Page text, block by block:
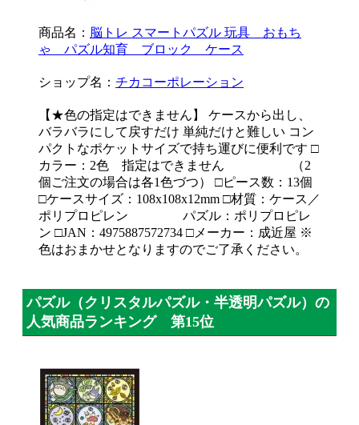
商品名： 脳トレ スマートパズル 玩具 おもち
ゃ パズル知育 ブロック ケース
ショップ名： チカコーポレーション
【★色の指定はできません】 ケースから出し、
バラバラにして戻すだけ 単純だけと難しい コン
パクトなポケットサイズで持ち運びに便利です □
カラー：2色 指定はできません （2
個ご注文の場合は各1色づつ） □ピース数：13個
□ケースサイズ：108x108x12mm □材質：ケース／
ポリプロピレン パズル：ポリプロピレ
ン □JAN：4975887572734 □メーカー：成近屋 ※
色はおまかせとなりますのでご了承ください。
パズル（クリスタルパズル・半透明パズル）の
人気商品ランキング 第15位